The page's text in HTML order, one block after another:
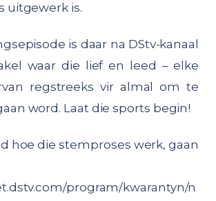
uitgewerk is.
is daar na DStv-kanaal
waar die lief en leed – elke
regstreeks vir almal om te
word. Laat die sports begin!
hoe die stemproses werk, gaan
program/kwarantyn/n